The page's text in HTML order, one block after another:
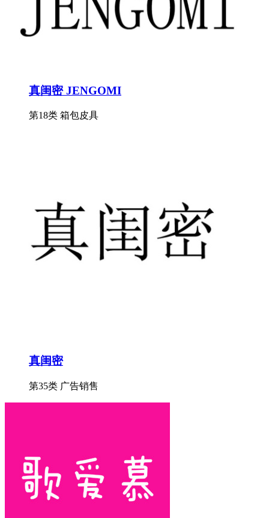
真闺密 JENGOMI
第18类 箱包皮具
真闺密
第35类 广告销售